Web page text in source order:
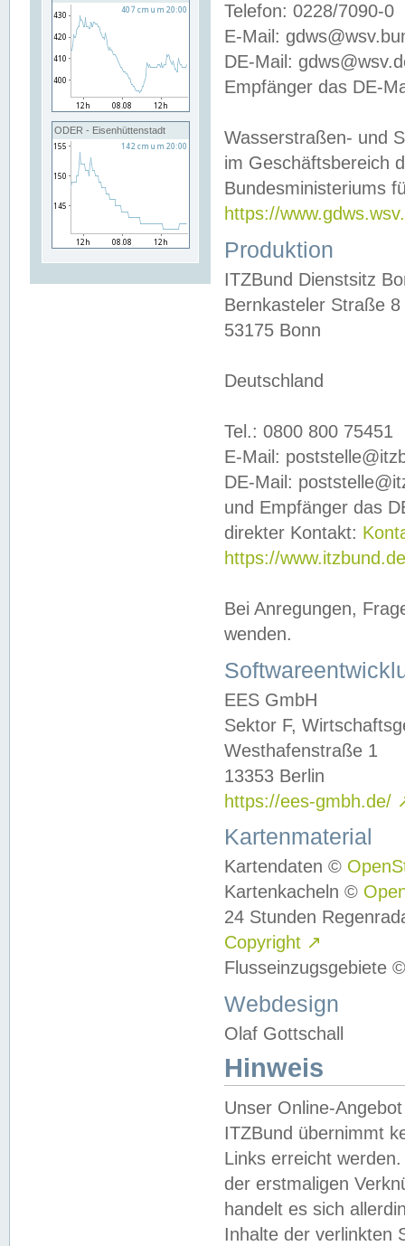
ODER - Eisenhüttenstadt
Telefon: 0228/7090-0
E-Mail:
DE-Mail:
Empfänger das DE-
Wasserstraßen- und
im Geschäftsbereich
Bundesministeriums
https://
Produktion
ITZBund Dienstsitz
Bernkasteler Straße 8
53175 Bonn
Deutschland
Tel.: 0800 800 75451
E-Mail:
DE-Mail:
und Empfänger das
direkter Kontakt:
https://
Bei Anregungen,
wenden.
EES GmbH
Sektor F,
Westhafenstraße 1
13353 Berlin
https://ees-gmbh.de/
Kartenmaterial
Kartendaten ©
Kartenkacheln ©
24 Stunden
Copyright ↗
Flusseinzugsgebiete
Webdesign
Olaf Gottschall
Hinweis
Unser Online-
ITZBund übernimmt
Links erreicht
der erstmaligen
handelt es sich
Inhalte der verlinkten